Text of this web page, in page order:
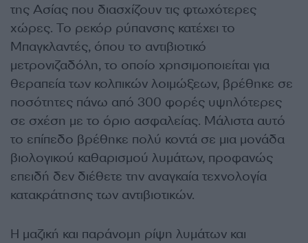
της Ασίας που διασχίζουν τις φτωχότερες
χώρες. Το ρεκόρ ρύπανσης κατέχει το
Μπαγκλαντές, όπου το αντιβιοτικό
μετρονιζαδόλη, το οποίο χρησιμοποιείται για
θεραπεία των κολπικών λοιμώξεων, βρέθηκε σε
ποσότητες πάνω από 300 φορές υψηλότερες
σε σχέση με το όριο ασφαλείας. Μάλιστα αυτό
το επίπεδο βρέθηκε πολύ κοντά σε μια μονάδα
βιολογικού καθαρισμού λυμάτων, προφανώς
επειδή δεν διέθετε την αναγκαία τεχνολογία
κατακράτησης των αντιβιοτικών.
Η μαζική και παράνομη ρίψη λυμάτων και